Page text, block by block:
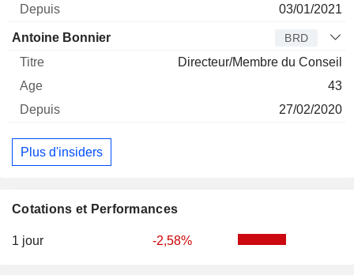
Cotations et Performances
1 jour -2,58%
03/01/2021
Antoine Bonnier BRD
Directeur/Membre du Conseil
43
27/02/2020
Plus d'insiders